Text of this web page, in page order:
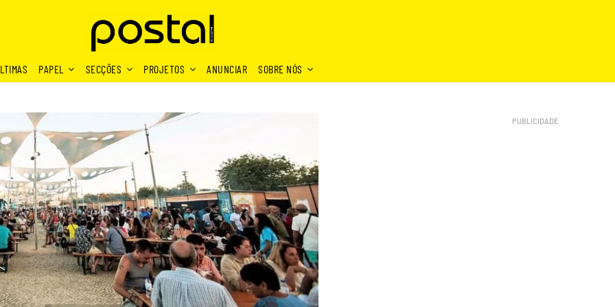
PAPEL SECÇÕES PROJETOS ANUNCIAR SOBRE NÓS